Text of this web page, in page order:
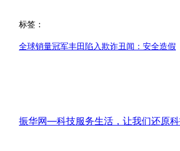
标签：
全球销量冠军丰田陷入欺诈丑闻：安全造假
振华网—科技服务生活，让我们还原